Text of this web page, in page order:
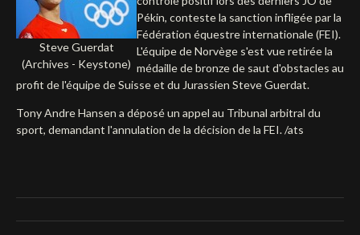
Deutsch
Steve Guerdat
(Archives - Keystone)
Pékin, conteste la sanction infligée par la
Fédération équestre internationale (FEI).
L'équipe de Norvège s'est vue retirée la
médaille de bronze de saut d'obstacles au
profit de l'équipe de Suisse et du Jurassien Steve Guerdat.
Tony Andre Hansen a déposé un appel au Tribunal arbitral du
sport, demandant l'annulation de la décision de la FEI. /ats